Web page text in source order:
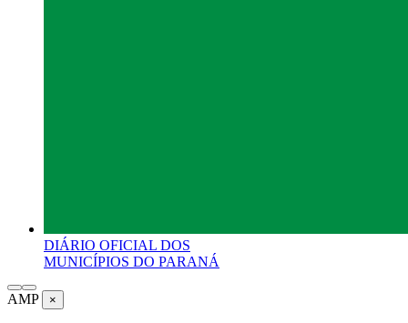
DIÁRIO OFICIAL DOS
MUNICÍPIOS DO PARANÁ
AMP ×